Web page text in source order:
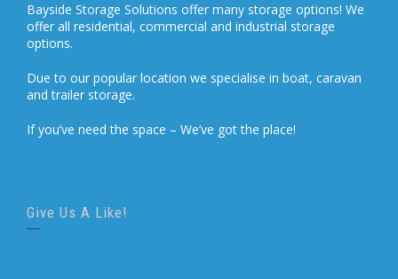
Bayside Storage Solutions offer many storage options! We
offer all residential, commercial and industrial storage
options.
Due to our popular location we specialise in boat, caravan
and trailer storage.
If you’ve need the space – We’ve got the place!
Give Us A Like!